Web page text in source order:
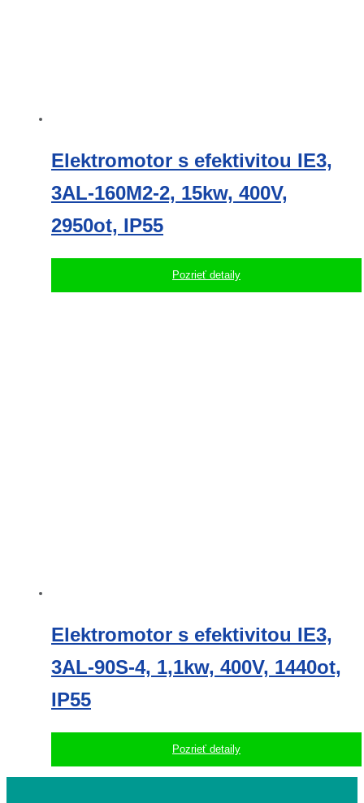
Elektromotor s efektivitou IE3,
3AL-160M2-2, 15kw, 400V,
2950ot, IP55
Pozrieť detaily
Elektromotor s efektivitou IE3,
3AL-90S-4, 1,1kw, 400V, 1440ot,
IP55
Pozrieť detaily